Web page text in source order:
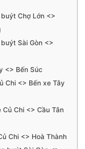
Chợ Lớn <>
Sài Gòn <>
<> Bến Súc
Chi <> Bến xe Tây
Chi <> Cầu Tân
Chi <> Hoà Thành